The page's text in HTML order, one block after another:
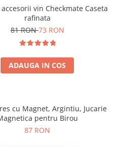
vin Checkmate Caseta
rafinata
81 RON73 RON
ADAUGA IN COS
cu Magnet, Argintiu, Jucarie
pentru Birou
87 RON